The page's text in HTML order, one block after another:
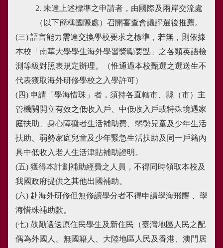
2. 未達上述標準之申請者，由國際及兩岸交流處
（以下簡稱國際處）召開審查會議評選後推薦。
(三) 語言能力需達交換學校要求之標準，若無，則依據
本校「南華大學學生海外學習獎勵要點」之各類英語檢
測等級對照表規定辦理。（惟通過本校甄選之選送生不
代表獲取海外研修學校之入學許可）
(四) 申請「學海惜珠」者，須持各直轄市、縣（市）主
管機關開立有效之低收入戶、中低收入戶或特殊境遇家
庭扶助、身心障礙者生活補助費、弱勢兒童及少年生活
扶助、弱勢家庭兒童及少年緊急生活扶助及同一戶籍內
具中低收入老人生活津貼補助證明。
(五) 獲得本計劃補助經費之人員，不得同時領取本校及
我國政府提供之其他出國補助。
(六) 赴海外研修但無修讀學分者不得申請學海飛颺 、學
海惜珠補助款。
(七) 鼓勵選送原住民學生及新住民（臺灣地區人民之配
偶為外國人、無國籍人、大陸地區人民及香港、澳門居